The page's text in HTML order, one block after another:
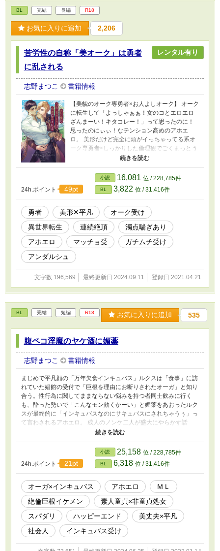
BL 完結 長編 R18
お気に入りに追加 2,206
苦労性の自称「美オーク」は勇者
に乱される
レンタル有り
志野まつこ 書籍情報
【美貌のオーク専勇者×お人よしオーク】 オーク
に転生して「よっしゃぁぁ！女のコとエロエロ
ざんまーい！キタコレー！」って思ったのに！
思ったのにぃぃ！なテンション高めのアホエ
ロ。 美形だけど完全に頭がイっちゃってる系オ
ーク専勇者×しっかりした倫理観でごくまっとう
に生きる自称美オーク。 オークは人間寄りの
るまない「はぐれオーク」です。攻めは鬼畜だ
けどそれなりにちゃんと愛はある、ハズ。 書籍
にはスピンオフとして脇カプの番外編（年下攻
め 部下×上司 M攻め×ドS受け 美形王子×男
前低身長おっさん 無知ックス エセ軍隊も
の）が含まれます。
24h.ポイント 49pt
小説 16,081 位 / 228,785件
BL 3,822 位 / 31,416件
勇者 美形✕平凡
オーク受け
異世界転生
連続絶頂
濁点喘ぎあり
アホエロ
マッチョ受
ガチムチ受け
アンダルシュ
文字数 196,569 最終更新日 2024.09.11 登録日 2021.04.21
BL 完結 短編 R18 お気に入りに追加 535
腹ペコ淫魔のヤケ酒に媚薬
志野まつこ 書籍情報
まじめで平凡顔の「万年欠食インキュバス」ルクスは「食事」に訪
れていた娼館の受付で「巨根を理由にお断りされたオーガ」と知り
合う。性行為に関してままならない悩みを持つ者同士飲みに行く
も、酔った勢いで「こんなモン効くかーい」と媚薬をあおったルク
スが最終的に「インキュバスなのにサキュバスにされちゃうぅ」っ
て言わされるアホエロ。 成人のノンケ二人が盛大にやらかす話
で、淫魔の淫気にあてられた穏やかな男前オーガがオラオラになる
ドエロです。デュラハン受けで一応ハピエン。スピンオフだけでも
なんとなーく分かるかと思います。
24h.ポイント
21pt
小説 25,158 位 / 228,785件
BL 6,318 位 / 31,416件
オーガ×インキュバス アホエロ
ＭＬ
絶倫巨根イケメン
素人童貞×非童貞処女
スパダリ
ハッピーエンド
美丈夫×平凡
社会人
インキュバス受け